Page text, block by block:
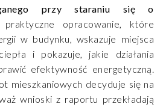
przy staraniu się o
praktyczne opracowanie, które
w budynku, wskazuje miejsca
i pokazuje, jakie działania
efektywność energetyczną.
mieszkaniowych decyduje się na
wnioski z raportu przekładają